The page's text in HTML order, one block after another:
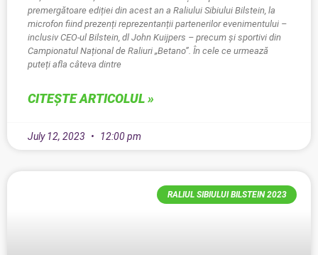
premergătoare ediției din acest an a Raliului Sibiului Bilstein, la
microfon fiind prezenți reprezentanții partenerilor evenimentului –
inclusiv CEO-ul Bilstein, dl John Kuijpers – precum și sportivi din
Campionatul Național de Raliuri „Betano”. În cele ce urmează
puteți afla câteva dintre
CITEȘTE ARTICOLUL »
July 12, 2023 12:00 pm
RALIUL SIBIULUI BILSTEIN 2023